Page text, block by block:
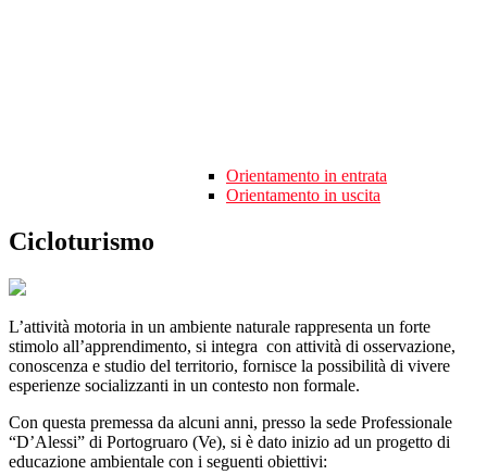
Orientamento in entrata
Orientamento in uscita
Cicloturismo
L’attività motoria in un ambiente naturale rappresenta un forte
stimolo all’apprendimento, si integra con attività di osservazione,
conoscenza e studio del territorio, fornisce la possibilità di vivere
esperienze socializzanti in un contesto non formale.
Con questa premessa da alcuni anni, presso la sede Professionale
“D’Alessi” di Portogruaro (Ve), si è dato inizio ad un progetto di
educazione ambientale con i seguenti obiettivi: